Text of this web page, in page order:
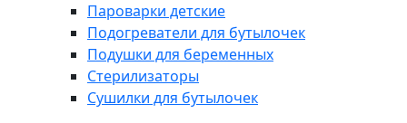
Пароварки детские
Подогреватели для бутылочек
Подушки для беременных
Стерилизаторы
Сушилки для бутылочек